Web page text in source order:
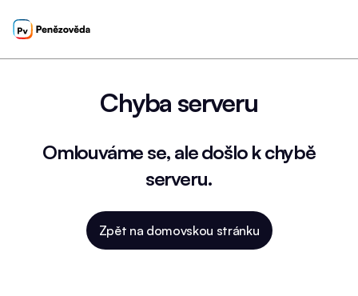
Chyba serveru
Omlouváme se, ale došlo k chybě
serveru.
Zpět na domovskou stránku